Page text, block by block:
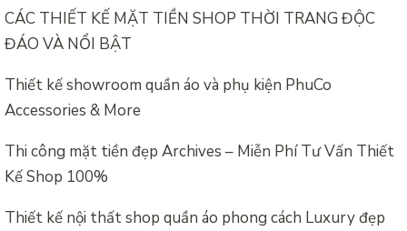
CÁC THIẾT KẾ MẶT TIỀN SHOP THỜI TRANG ĐỘC
ĐÁO VÀ NỔI BẬT
Thiết kế showroom quần áo và phụ kiện PhuCo
Accessories & More
Thi công mặt tiền đẹp Archives – Miễn Phí Tư Vấn Thiết
Kế Shop 100%
Thiết kế nội thất shop quần áo phong cách Luxury đẹp